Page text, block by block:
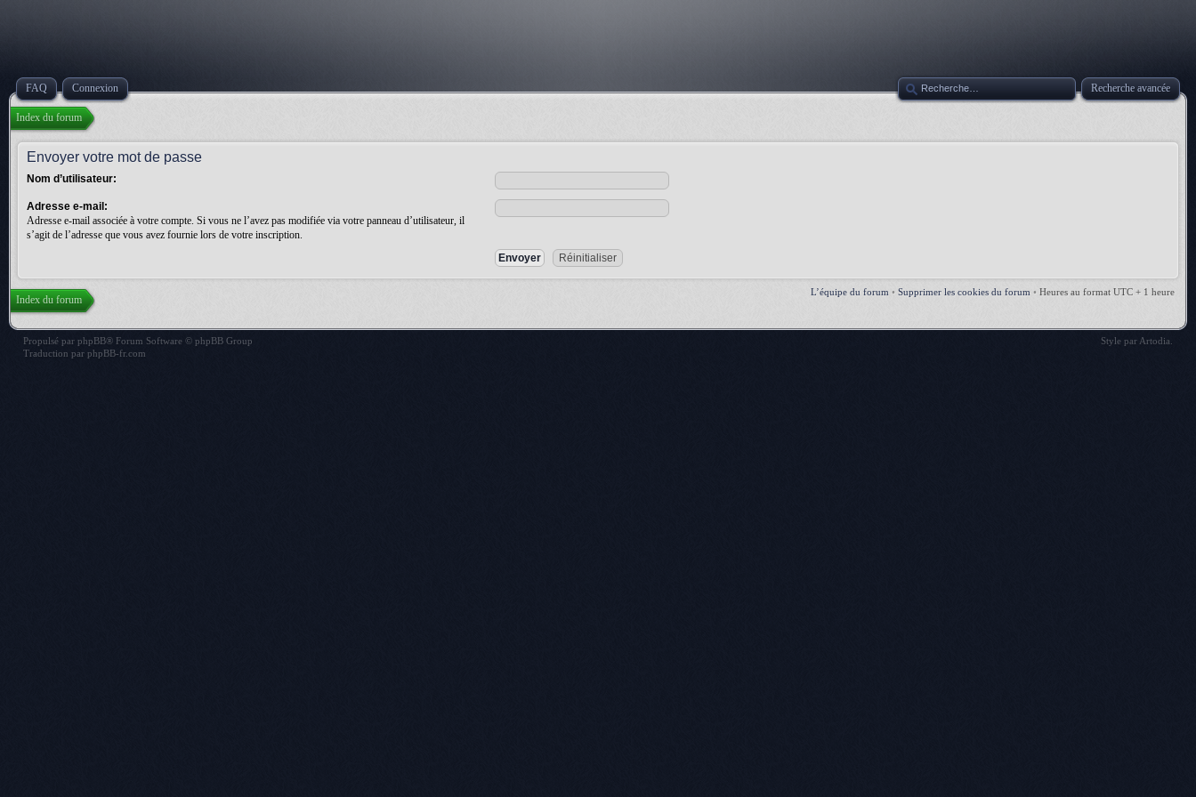
FAQ Connexion Recherche avancée
Index du forum
Envoyer votre mot de passe
Nom d’utilisateur:
Adresse e-mail:
Adresse e-mail associée à votre compte. Si vous ne l’avez pas modifiée via votre panneau d’utilisateur, il
s’agit de l’adresse que vous avez fournie lors de votre inscription.
L’équipe du forum • Supprimer les cookies du forum • Heures au format UTC + 1 heure
Index du forum
Propulsé par phpBB® Forum Software © phpBB Group
Traduction par phpBB-fr.com
Style par Artodia